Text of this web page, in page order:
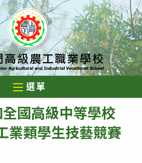
選單
國高級中等學校
業類學生技藝競賽